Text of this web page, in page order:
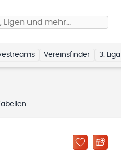
Ligen und mehr…
Vereinsfinder 3. Liga
Tabellen